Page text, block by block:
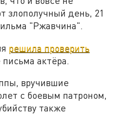
злополучный день, 21
"Ржавчина".
решила проверить
актёра.
вручившие
с боевым патроном,
также